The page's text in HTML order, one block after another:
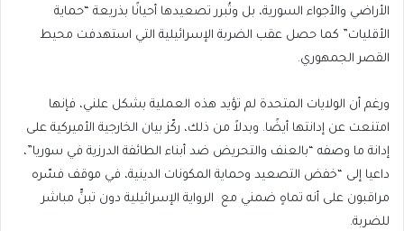
الأراضي والأجواء السورية، بل وتُبرر تصعيدها أحيانًا بذريعة “حماية
الأقليات” كما حصل عقب الضربة الإسرائيلية التي استهدفت محيط
القصر الجمهوري.
ورغم أن الولايات المتحدة لم تؤيد هذه العملية بشكل علني، فإنها
امتنعت عن إدانتها أيضًا. وبدلاً من ذلك، ركّز بيان الخارجية الأميركية على
إدانة ما وصفه “بالعنف والتحريض ضد أبناء الطائفة الدرزية في سوريا”،
داعيا إلى “خفض التصعيد وحماية المكونات الدينية، في موقف فسّره
مراقبون على أنه تماهٍ ضمني مع الرواية الإسرائيلية دون تبنٍّ مباشر
للضربة.